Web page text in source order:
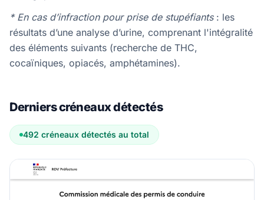
* En cas d’infraction pour prise de stupéfiants : les
résultats d’une analyse d’urine, comprenant l'intégralité
des éléments suivants (recherche de THC,
cocaïniques, opiacés, amphétamines).
Derniers créneaux détectés
492 créneaux détectés au total